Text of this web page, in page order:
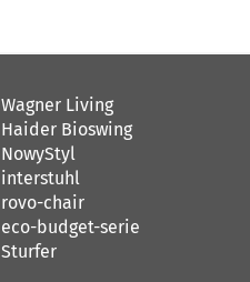
Wagner Living
Haider Bioswing
NowyStyl
interstuhl
rovo-chair
eco-budget-serie
Sturfer